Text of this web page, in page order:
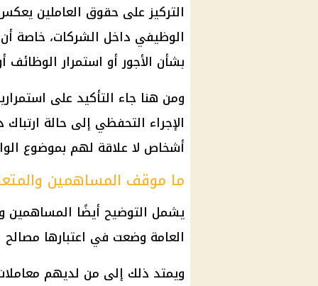
التركيز على حقوق العاملين
الوظيفي داخل الشركات، خاصة
بشأن الأجور أو استمرار الوظائف
ومن هنا جاء التأكيد على
الإجراء التحفظي إلى حالة
أشخاص لا علاقة لهم بموضوع
ما موقف المساهمين
يشمل التوضيح أيضًا المساهمين
العامة وضعت في اعتبارها مصالح
ويمتد ذلك إلى من لديهم